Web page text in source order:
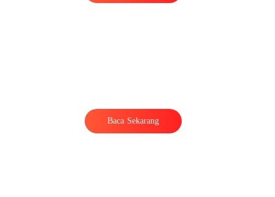
Baca Sekarang